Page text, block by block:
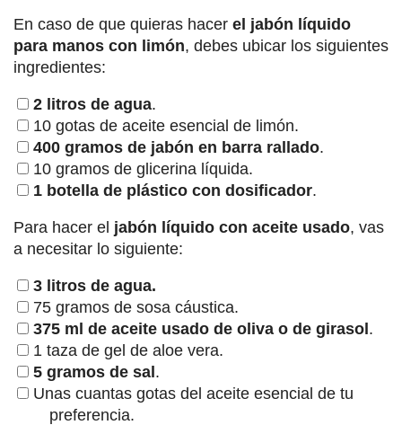
En caso de que quieras hacer el jabón líquido
para manos con limón, debes ubicar los siguientes
ingredientes:
2 litros de agua.
10 gotas de aceite esencial de limón.
400 gramos de jabón en barra rallado.
10 gramos de glicerina líquida.
1 botella de plástico con dosificador.
Para hacer el jabón líquido con aceite usado, vas
a necesitar lo siguiente:
3 litros de agua.
75 gramos de sosa cáustica.
375 ml de aceite usado de oliva o de girasol.
1 taza de gel de aloe vera.
5 gramos de sal.
Unas cuantas gotas del aceite esencial de tu
preferencia.